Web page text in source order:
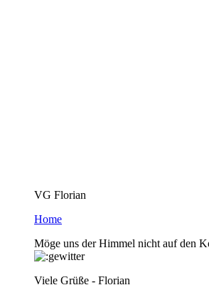
VG Florian
Home
Möge uns der Himmel nicht auf den
Viele Grüße - Florian